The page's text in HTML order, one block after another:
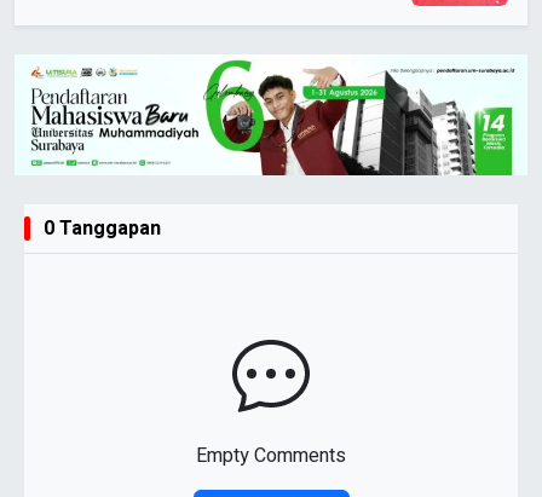
0 Tanggapan
Empty Comments